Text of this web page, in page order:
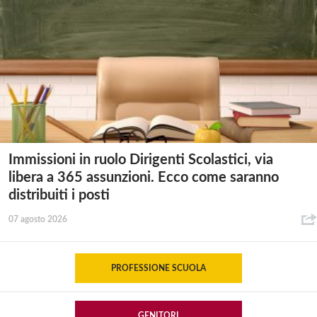
Immissioni in ruolo Dirigenti Scolastici, via
libera a 365 assunzioni. Ecco come saranno
distribuiti i posti
07 agosto 2026
PROFESSIONE SCUOLA